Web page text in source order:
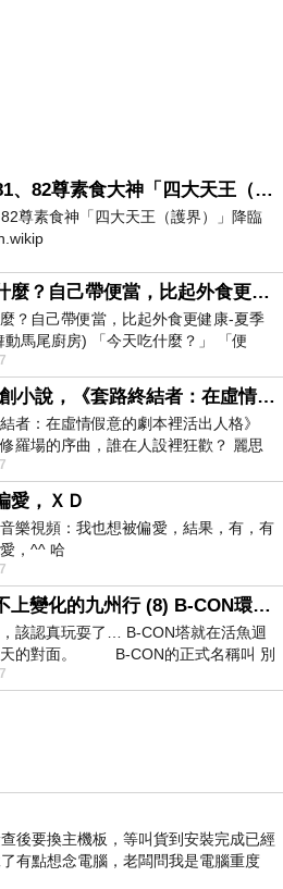
2026.7.10，第79、80、81、82尊素食大神「四大天王（護界）」降臨寶島台灣（6）
尊素食神「四大天王（護界）」降臨
中午吃什麼？自己帶便當，比起外食更健康-夏季日常。(舞動馬尾廚房)
？自己帶便當，比起外食更健康-夏季
動馬尾廚房) 「今天吃什麼？」 「便
是炒飯？」 每天都在選擇
和AI 共創小說，《套路終結者：在虛情假意的劇本裡活出人格》
結者：在虛情假意的劇本裡活出人格》
羅場的序曲，誰在人設裡狂歡？ 麗思
的總統套房內，燈光昏
愛，ＸＤ
樂視頻：我也想被偏愛，結果，有，有
，^^ 哈
計畫趕不上變化的九州行 (8) B-CON環球塔
該認真玩耍了… B-CON塔就在活魚迴
天的對面。 B-CON的正式名稱叫 別
後要換主機板，等叫貨到安裝完成已經
有點想念電腦，老闆問我是電腦重度